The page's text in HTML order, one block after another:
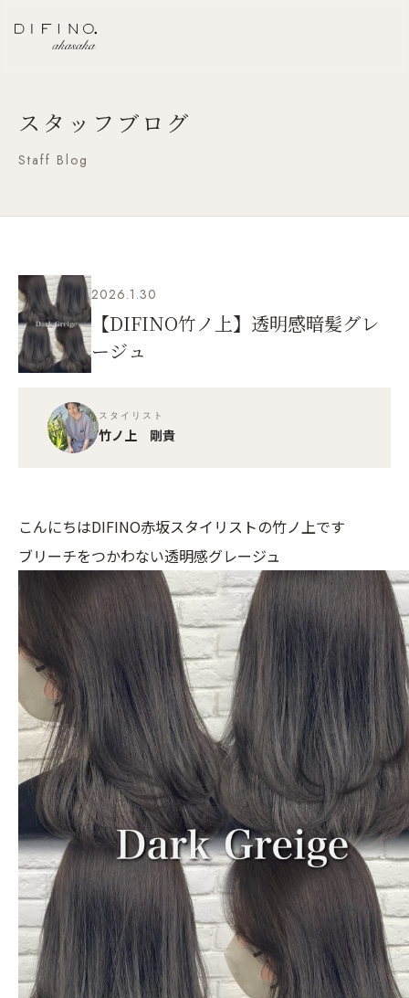
スタッフブログ
Staff Blog
2026.1.30
【DIFINO竹ノ上】透明感暗髪グレ
ージュ
スタイリスト
竹ノ上 剛貴
こんにちはDIFINO赤坂スタイリストの竹ノ上です
ブリーチをつかわない透明感グレージュ